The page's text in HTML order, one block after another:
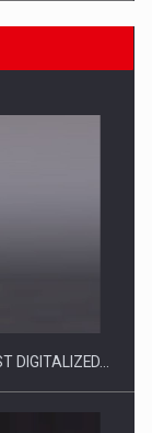
and…
DIGITALIZED…